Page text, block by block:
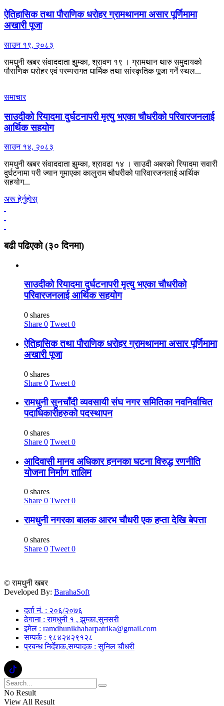
ऐतिहासिक तथा पौराणिक धरोहर ग्रामथानमा असार पूर्णिमामा
अखारी पूजा
साउन १९, २०८३
रामधुनी खबर संवाददाता झुम्का, श्रावण १९ । ग्रामथान थारु समुदायको
पौराणिक धरोहर एवं परम्परागत धार्मिक तथा सांस्कृतिक पूजा गर्ने स्थल...
समाचार
साउदीको रियादमा दुर्घटनापरी मृत्यु भएका चौधरीको परिवारजनलाई
आर्थिक सहयोग
साउन १४, २०८३
रामधुनी खबर संवाददाता झुम्का, श्रावढा १४ । साउदी अबरको रियादमा सवारी
दुर्घटनामा परी ज्यान गुमाएका कालुराम चौधरीको पारिवारजनलाई आर्थिक
सहयोग...
अरू हेर्नुहाेस्
बढी पढिएकाे (३० दिनमा)
साउदीको रियादमा दुर्घटनापरी मृत्यु भएका चौधरीको
परिवारजनलाई आर्थिक सहयोग
0 shares
Share 0 Tweet 0
ऐतिहासिक तथा पौराणिक धरोहर ग्रामथानमा असार पूर्णिमामा
अखारी पूजा
0 shares
Share 0 Tweet 0
रामधुनी सुनचाँदी व्यवसायी संघ नगर समितिका नवनिर्वाचित
पदाधिकारीहरुको पदस्थापन
0 shares
Share 0 Tweet 0
आदिवासी मानव अधिकार हननका घटना विरुद्ध रणनीति
योजना निर्माण तालिम
0 shares
Share 0 Tweet 0
रामधुनी नगरका बालक आरभ चौधरी एक हप्ता देखि बेपत्ता
0 shares
Share 0 Tweet 0
© रामधुनी खबर
Developed By: BarahaSoft
दर्ता नं. : २०६/२०७६
ठेगाना : रामधुनी १ , झुम्का,सुनसरी
इमेल : ramdhunikhabarpatrika@gmail.com
सम्पर्क : ९८४२४२९१२८
प्रबन्ध निर्देशक,सम्पादक : सुनिल चौधरी
No Result
View All Result